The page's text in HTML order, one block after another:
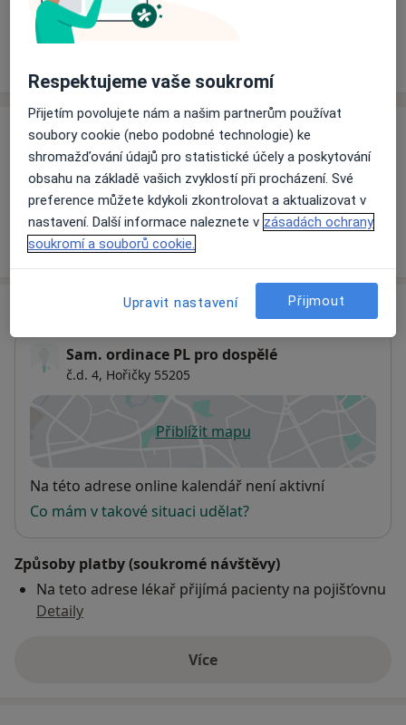
Ceník
Informace o službách a cenách nejsou k dispozici
Tento specialista ještě nepřidával žádné informace o
svých službách.
Sam. ordinace PL pro dospělé
č.d. 4, Hořičky 55205
Přiblížit mapuse otevře v nové záložce
Dostupnost
Na této adrese online kalendář není aktivní
Co mám v takové situaci udělat?
Způsoby platby (soukromé návštěvy)
Na teto adrese lékař přijímá pacienty na pojišťovnu
Detaily
Víceo adrese
Respektujeme vaše soukromí
Přijetím povolujete nám a našim partnerům používat
soubory cookie (nebo podobné technologie) ke
shromažďování údajů pro statistické účely a poskytování
obsahu na základě vašich zvyklostí při procházení. Své
preference můžete kdykoli zkontrolovat a aktualizovat v
nastavení. Další informace naleznete v zásadách ochrany
soukromí a souborů cookie.
Upravit nastavení Přijmout